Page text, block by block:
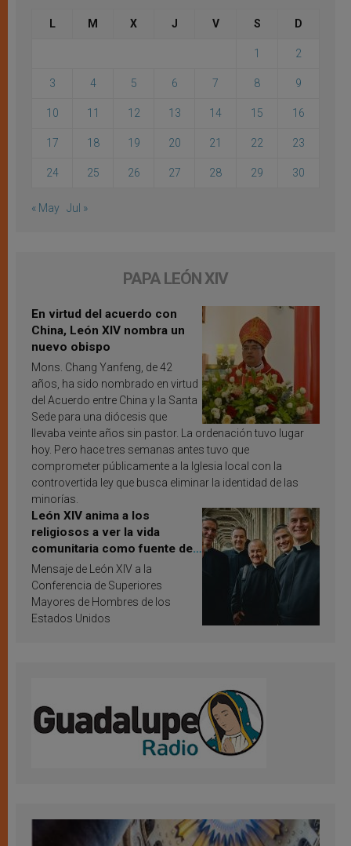
L M X J V S D
1 2
3 4 5 6 7 8 9
10 11 12 13 14 15 16
17 18 19 20 21 22 23
24 25 26 27 28 29 30
« May Jul »
PAPA LEÓN XIV
En virtud del acuerdo con
China, León XIV nombra un
nuevo obispo
Mons. Chang Yanfeng, de 42
años, ha sido nombrado en virtud
del Acuerdo entre China y la Santa
Sede para una diócesis que
llevaba veinte años sin pastor. La ordenación tuvo lugar
hoy. Pero hace tres semanas antes tuvo que
comprometer públicamente a la Iglesia local con la
controvertida ley que busca eliminar la identidad de las
minorías.
León XIV anima a los
religiosos a ver la vida
comunitaria como fuente de
inspiración y santificación
Mensaje de León XIV a la
Conferencia de Superiores
Mayores de Hombres de los
Estados Unidos